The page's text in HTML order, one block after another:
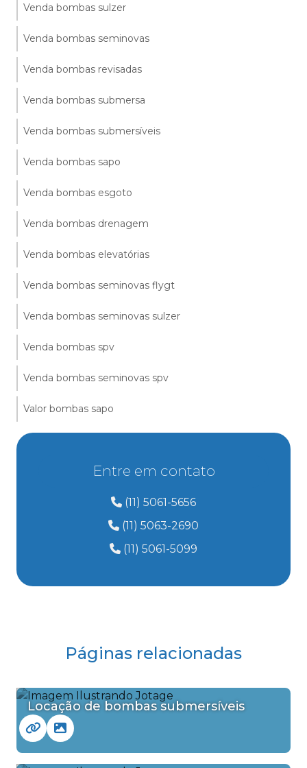
Venda bombas sulzer
Venda bombas seminovas
Venda bombas revisadas
Venda bombas submersa
Venda bombas submersíveis
Venda bombas sapo
Venda bombas esgoto
Venda bombas drenagem
Venda bombas elevatórias
Venda bombas seminovas flygt
Venda bombas seminovas sulzer
Venda bombas spv
Venda bombas seminovas spv
Valor bombas sapo
Entre em contato
(11) 5061-5656
(11) 5063-2690
(11) 5061-5099
Páginas relacionadas
Locação de bombas submersíveis